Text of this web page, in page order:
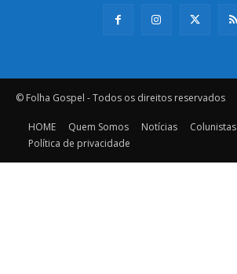
© Folha Gospel - Todos os direitos reservados
HOME Quem Somos Notícias Colunistas
Política de privacidade